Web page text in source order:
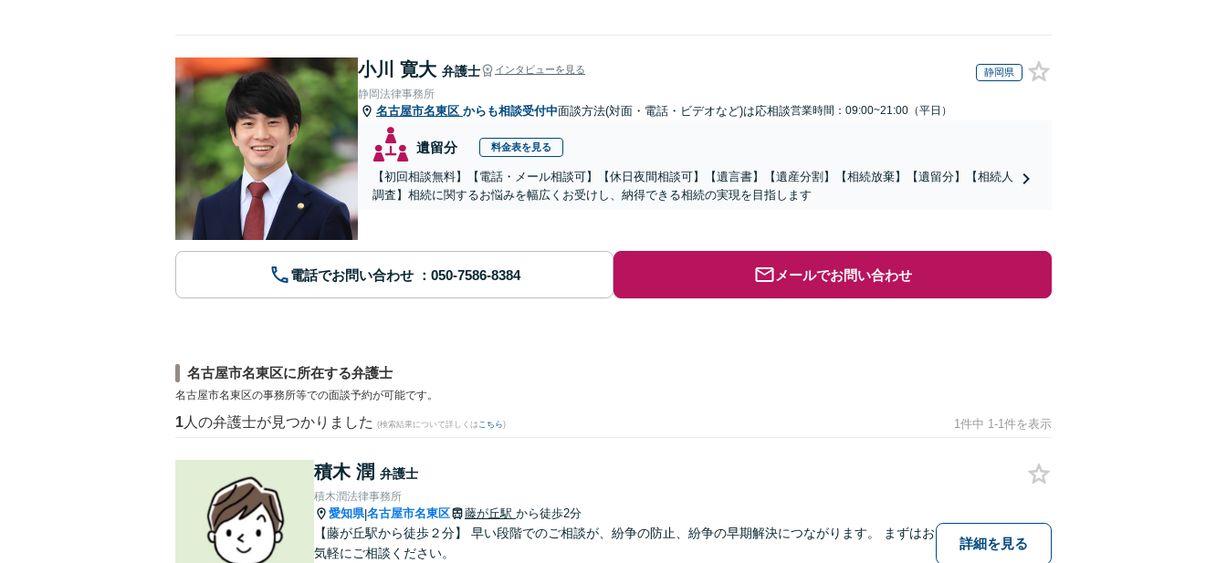
小川 寛大 弁護士 インタビューを見る 静岡県
静岡法律事務所
名古屋市名東区 からも相談受付中面談方法(対面・電話・ビデオなど)は応相談営業時間：09:00~21:00（平日）
遺留分 料金表を見る
【初回相談無料】【電話・メール相談可】【休日夜間相談可】【遺言書】【遺産分割】【相続放棄】【遺留分】【相続人
調査】相続に関するお悩みを幅広くお受けし、納得できる相続の実現を目指します
電話でお問い合わせ メールでお問い合わせ
名古屋市名東区に所在する弁護士
名古屋市名東区の事務所等での面談予約が可能です。
1 人の弁護士が見つかりました (検索結果について詳しくは こちら) 1件中 1-1件を表示
積木 潤 弁護士
積木潤法律事務所
愛知県|名古屋市名東区 藤が丘駅 から徒歩2分
【藤が丘駅から徒歩２分】 早い段階でのご相談が、紛争の防止、紛争の早期解決につながります。 まずはお
気軽にご相談ください。
詳細を見る